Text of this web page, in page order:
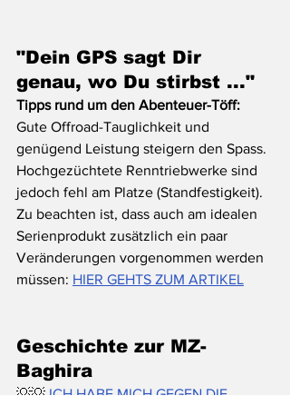
"Dein GPS sagt Dir
genau, wo Du stirbst ..."
Tipps rund um den Abenteuer-Töff:
Gute Offroad-Tauglichkeit und
genügend Leistung steigern den Spass.
Hochgezüchtete Renntriebwerke sind
jedoch fehl am Platze (Standfestigkeit).
Zu beachten ist, dass auch am idealen
Serienprodukt zusätzlich ein paar
Veränderungen vorgenommen werden
müssen: HIER GEHTS ZUM ARTIKEL
Geschichte zur MZ-
Baghira